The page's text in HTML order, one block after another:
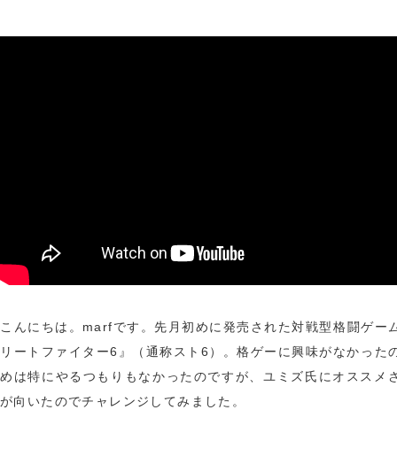
こんにちは。marfです。先月初めに発売された対戦型格闘ゲー
リートファイター6』（通称スト6）。格ゲーに興味がなかった
めは特にやるつもりもなかったのですが、ユミズ氏にオススメ
が向いたのでチャレンジしてみました。